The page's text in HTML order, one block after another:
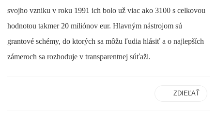
svojho vzniku v roku 1991 ich bolo už viac ako 3100 s celkovou
hodnotou takmer 20 miliónov eur. Hlavným nástrojom sú
grantové schémy, do ktorých sa môžu ľudia hlásiť a o najlepších
zámeroch sa rozhoduje v transparentnej súťaži.
ZDIEĽAŤ